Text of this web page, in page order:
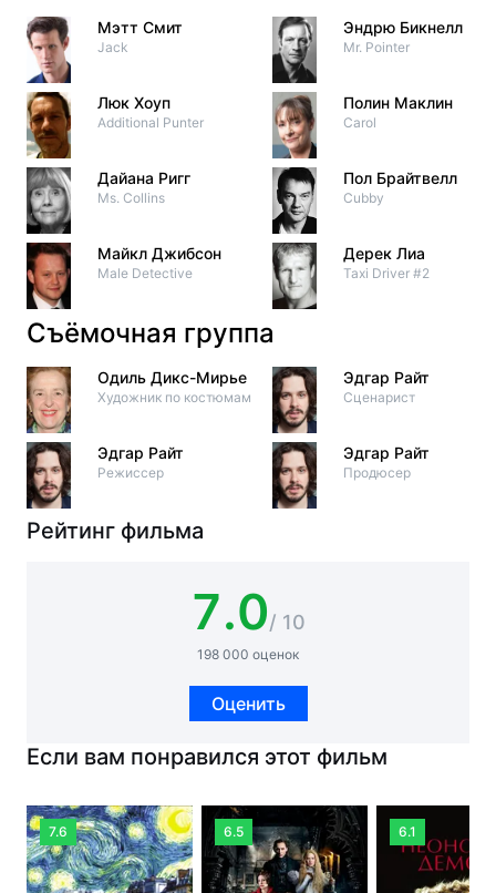
Мэтт Смит
Jack
Люк Хоуп
Additional Punter
Дайана Ригг
Ms. Collins
Майкл Джибсон
Male Detective
Эндрю Бикнелл
Mr. Pointer
Полин Маклин
Carol
Пол Брайтвелл
Cubby
Дерек Лиа
Taxi Driver #2
Съёмочная группа
Одиль Дикс-Мирье
Художник по костюмам
Эдгар Райт
Режиссер
Эдгар Райт
Сценарист
Эдгар Райт
Продюсер
Рейтинг фильма
7.0/ 10
198 000 оценок
Оценить
Если вам понравился этот фильм
7.6 6.5 6.1